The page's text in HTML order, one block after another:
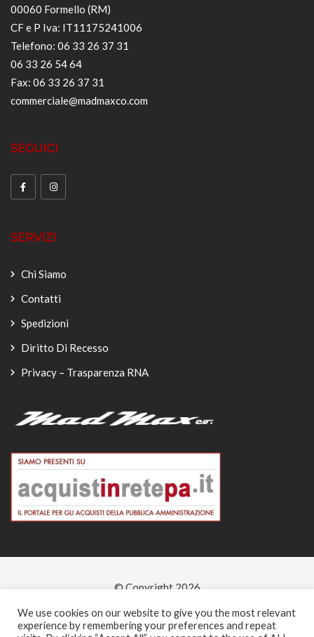
00060 Formello (RM)
CF e P Iva: IT11175241006
Telefono: 06 33 26 37 31
06 33 26 54 64
Fax: 06 33 26 37 31
commerciale@madmaxco.com
SEGUICI
SERVIZI
Chi Siamo
Contatti
Spedizioni
Diritto Di Recesso
Privacy – Trasparenza RNA
© Copyright 2026
-
We use cookies on our website to give you the most relevant
experience by remembering your preferences and repeat